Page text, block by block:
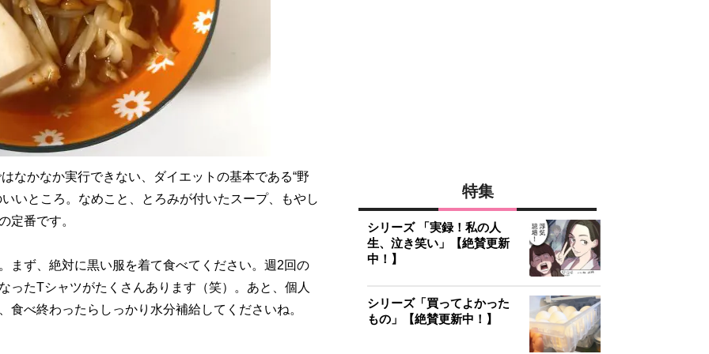
かなか実行できない、ダイエットの基本である“野
いところ。なめこと、とろみが付いたスープ、もやし
定番です。
ず、絶対に黒い服を着て食べてください。週2回の
ったTシャツがたくさんあります（笑）。あと、個人
べ終わったらしっかり水分補給してくださいね。
特集
シリーズ 「実録！私の人
生、泣き笑い」【絶賛更新
中！】
シリーズ「買ってよかった
もの」【絶賛更新中！】